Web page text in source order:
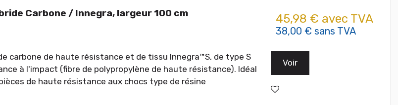
Carbone / Innegra, largeur 100 cm
carbone de haute résistance et de tissu Innegra™S, de type S
à l'impact (fibre de polypropylène de haute résistance). Idéal
de haute résistance aux chocs type de résine
45,98 € avec TVA
38,00 € sans TVA
Voir